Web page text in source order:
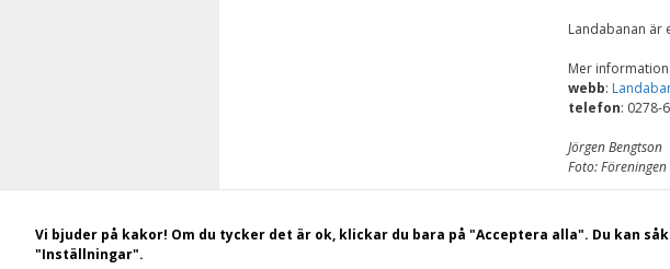
Landabanan är
Mer
webb:
telefon: 0278-
Jörgen Bengtson
Foto:
© 2026
Bakom Hälsingekusten.se står: STF Hotell, konferens och vandrarhem
Vi bjuder på kakor! Om du tycker det är ok, klickar du bara på "Acceptera alla". Du kan
"Inställningar".